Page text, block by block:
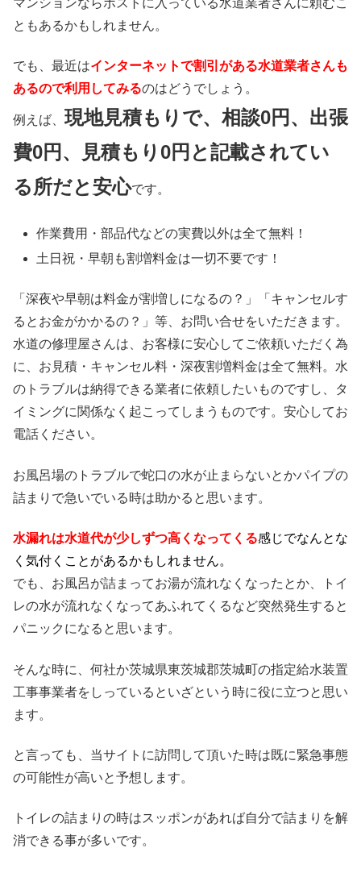
マンションならポストに入っている水道業者さんに頼むこ
ともあるかもしれません。
でも、最近はインターネットで割引がある水道業者さんも
あるので利用してみるのはどうでしょう。
例えば、 現地見積もりで、相談0円、出張
費0円、見積もり0円と記載されてい
る所だと安心です。
作業費用・部品代などの実費以外は全て無料！
土日祝・早朝も割増料金は一切不要です！
「深夜や早朝は料金が割増しになるの？」「キャンセルす
るとお金がかかるの？」等、お問い合せをいただきます。
水道の修理屋さんは、お客様に安心してご依頼いただく為
に、お見積・キャンセル料・深夜割増料金は全て無料。水
のトラブルは納得できる業者に依頼したいものですし、タ
イミングに関係なく起こってしまうものです。安心してお
電話ください。
お風呂場のトラブルで蛇口の水が止まらないとかパイプの
詰まりで急いでいる時は助かると思います。
水漏れは水道代が少しずつ高くなってくる感じでなんとな
く気付くことがあるかもしれません。
でも、お風呂が詰まってお湯が流れなくなったとか、トイ
レの水が流れなくなってあふれてくるなど突然発生すると
パニックになると思います。
そんな時に、何社か茨城県東茨城郡茨城町の指定給水装置
工事事業者をしっているといざという時に役に立つと思い
ます。
と言っても、当サイトに訪問して頂いた時は既に緊急事態
の可能性が高いと予想します。
トイレの詰まりの時はスッポンがあれば自分で詰まりを解
消できる事が多いです。